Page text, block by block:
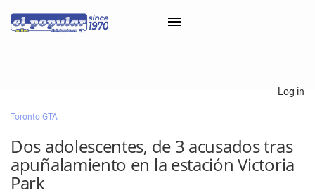
Classifieds
Categorías
Iniciar sesión con Clascal
Log in
Toronto GTA
Dos adolescentes, de 3 acusados tras
apuñalamiento en la estación Victoria
Park